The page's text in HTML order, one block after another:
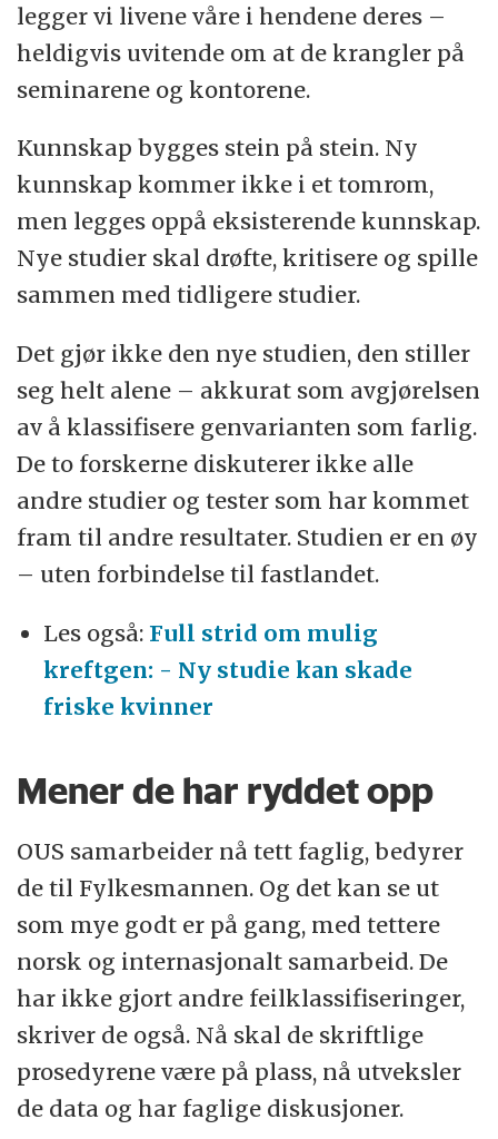
legger vi livene våre i hendene deres –
heldigvis uvitende om at de krangler på
seminarene og kontorene.
Kunnskap bygges stein på stein. Ny
kunnskap kommer ikke i et tomrom,
men legges oppå eksisterende kunnskap.
Nye studier skal drøfte, kritisere og spille
sammen med tidligere studier.
Det gjør ikke den nye studien, den stiller
seg helt alene – akkurat som avgjørelsen
av å klassifisere genvarianten som farlig.
De to forskerne diskuterer ikke alle
andre studier og tester som har kommet
fram til andre resultater. Studien er en øy
– uten forbindelse til fastlandet.
Les også:Full strid om mulig
kreftgen: - Ny studie kan skade
friske kvinner
Mener de har ryddet opp
OUS samarbeider nå tett faglig, bedyrer
de til Fylkesmannen. Og det kan se ut
som mye godt er på gang, med tettere
norsk og internasjonalt samarbeid. De
har ikke gjort andre feilklassifiseringer,
skriver de også. Nå skal de skriftlige
prosedyrene være på plass, nå utveksler
de data og har faglige diskusjoner.